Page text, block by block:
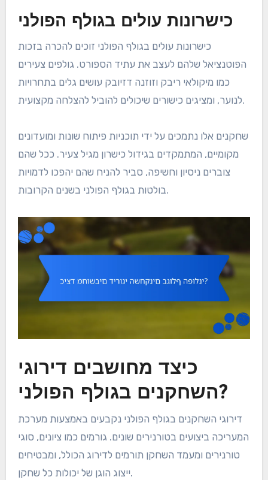
כישרונות עולים בגולף הפולני
כישרונות עולים בגולף הפולני זוכים להכרה בזכות
הפוטנציאל שלהם לעצב את עתיד הספורט. גולפים צעירים
כמו מיקולאי ריבק וזוזנה דזיובק עושים גלים בתחרויות
לנוער, ומציגים כישורים שיכולים להוביל להצלחה מקצועית.
שחקנים אלו נתמכים על ידי תוכניות פיתוח שונות ומועדונים
מקומיים, המתמקדים בגידול כישרון מגיל צעיר. ככל שהם
צוברים ניסיון וחשיפה, סביר להניח שהם יהפכו לדמויות
בולטות בגולף הפולני בשנים הקרובות.
כיצד מחושבים דירוגי
השחקנים בגולף הפולני?
דירוגי השחקנים בגולף הפולני נקבעים באמצעות מערכת
המעריכה ביצועים בטורנירים שונים. גורמים כמו ציונים, סוגי
טורנירים ומעמד השחקן תורמים לדירוג הכולל, ומבטיחים
ייצוג הוגן של יכולות כל שחקן.